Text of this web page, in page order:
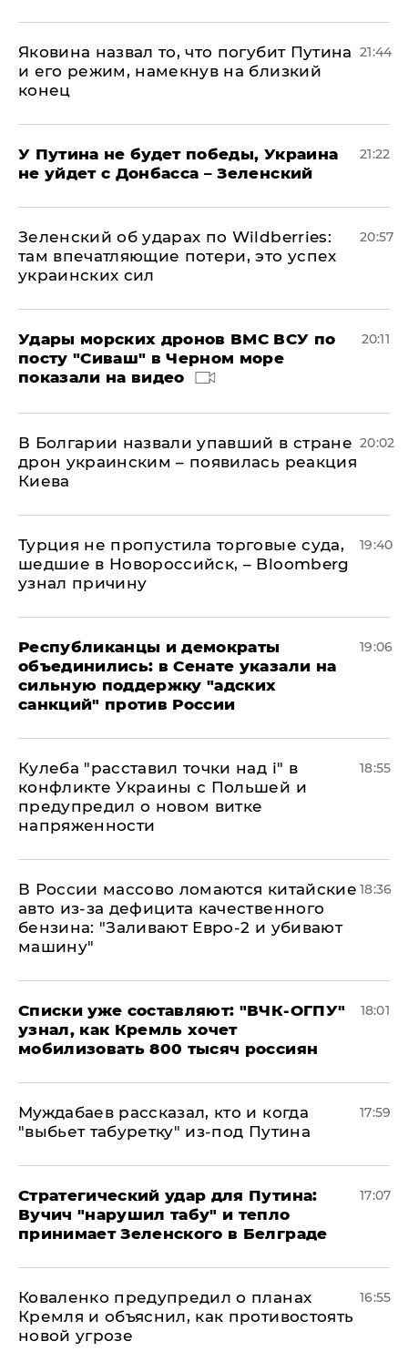
Яковина назвал то, что погубит Путина
и его режим, намекнув на близкий
конец
21:44
У Путина не будет победы, Украина
не уйдет с Донбасса – Зеленский
21:22
Зеленский об ударах по Wildberries:
там впечатляющие потери, это успех
украинских сил
20:57
Удары морских дронов ВМС ВСУ по
посту "Сиваш" в Черном море
показали на видео
20:11
В Болгарии назвали упавший в стране
дрон украинским – появилась реакция
Киева
20:02
Турция не пропустила торговые суда,
шедшие в Новороссийск, – Bloomberg
узнал причину
19:40
Республиканцы и демократы
объединились: в Сенате указали на
сильную поддержку "адских
санкций" против России
19:06
Кулеба "расставил точки над і" в
конфликте Украины с Польшей и
предупредил о новом витке
напряженности
18:55
В России массово ломаются китайские
авто из-за дефицита качественного
бензина: "Заливают Евро-2 и убивают
машину"
18:36
Списки уже составляют: "ВЧК-ОГПУ"
узнал, как Кремль хочет
мобилизовать 800 тысяч россиян
18:01
Муждабаев рассказал, кто и когда
"выбьет табуретку" из-под Путина
17:59
Стратегический удар для Путина:
Вучич "нарушил табу" и тепло
принимает Зеленского в Белграде
17:07
Коваленко предупредил о планах
Кремля и объяснил, как противостоять
новой угрозе
16:55